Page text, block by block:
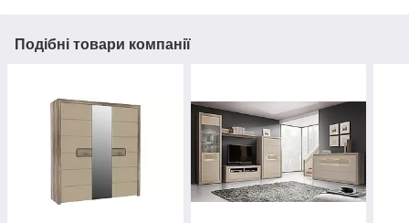
Подібні товари компанії